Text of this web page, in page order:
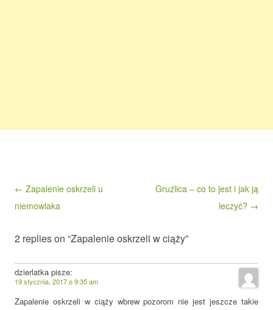
Post navigation
← Zapalenie oskrzeli u
niemowlaka
Gruźlica – co to jest i jak ją
leczyć? →
2 replies on “Zapalenie oskrzeli w ciąży”
dzierlatka pisze:
19 stycznia, 2017 o 9:35 am
Zapalenie oskrzeli w ciąży wbrew pozorom nie jest jeszcze takie